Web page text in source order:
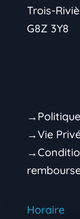
Trois-
G8Z 3Y8
→Vie
Horaire